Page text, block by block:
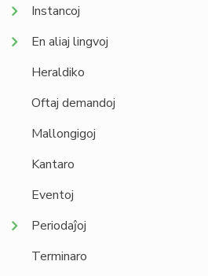
Instancoj
En aliaj lingvoj
Heraldiko
Oftaj demandoj
Mallongigoj
Kantaro
Eventoj
Periodaĵoj
Terminaro